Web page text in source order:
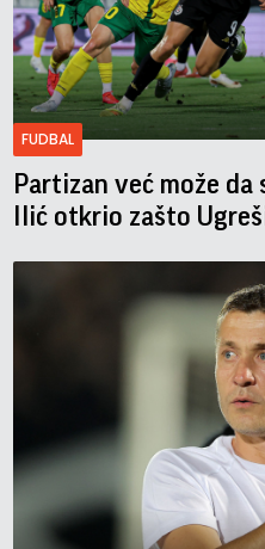
FUDBAL
Partizan već može da
Ilić otkrio zašto